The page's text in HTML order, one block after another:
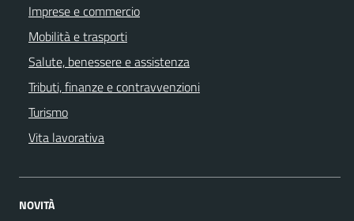
Imprese e commercio
Mobilità e trasporti
Salute, benessere e assistenza
Tributi, finanze e contravvenzioni
Turismo
Vita lavorativa
NOVITÀ